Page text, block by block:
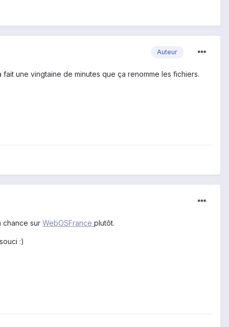
Auteur
une vingtaine de minutes que ça renomme les fichiers.
chance sur WebOSFrance plutôt.
:)